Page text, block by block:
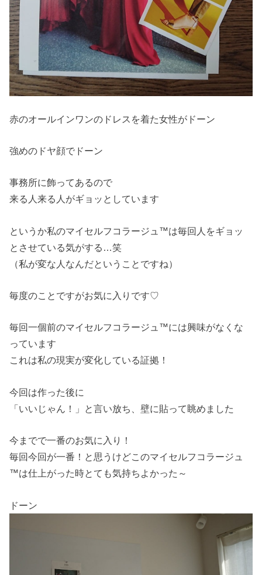
赤のオールインワンのドレスを着た女性がドーン
強めのドヤ顔でドーン
事務所に飾ってあるので
来る人来る人がギョッとしています
というか私のマイセルフコラージュ™は毎回人をギョッ
とさせている気がする…笑
（私が変な人なんだということですね）
毎度のことですがお気に入りです♡
毎回一個前のマイセルフコラージュ™には興味がなくな
っています
これは私の現実が変化している証拠！
今回は作った後に
「いいじゃん！」と言い放ち、壁に貼って眺めました
今までで一番のお気に入り！
毎回今回が一番！と思うけどこのマイセルフコラージュ
™は仕上がった時とても気持ちよかった～
ドーン